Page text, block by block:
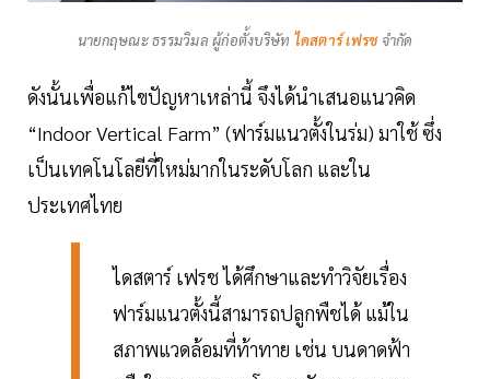
นายกฤษณะ ธรรมวิมล ผู้ก่อตั้งบริษัท ไดสตาร์ เฟรช จำกัด
ดังนั้นเพื่อแก้ไขปัญหาเหล่านี้ จึงได้นำเสนอแนวคิด
“Indoor Vertical Farm” (ฟาร์มแนวตั้งในร่ม) มาใช้ ซึ่ง
เป็นเทคโนโลยีที่ใหม่มากในระดับโลก และใน
ประเทศไทย
ไดสตาร์ เฟรช ได้ศึกษาและทำวิจัยเรื่อง
ฟาร์มแนวตั้งนี้สามารถปลูกพืชได้ แม้ใน
สภาพแวดล้อมที่ท้าทาย เช่น บนดาดฟ้า